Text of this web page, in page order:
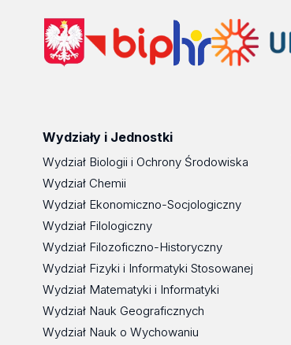
Wydziały i Jednostki
Wydział Biologii i Ochrony Środowiska
Wydział Chemii
Wydział Ekonomiczno-Socjologiczny
Wydział Filologiczny
Wydział Filozoficzno-Historyczny
Wydział Fizyki i Informatyki Stosowanej
Wydział Matematyki i Informatyki
Wydział Nauk Geograficznych
Wydział Nauk o Wychowaniu